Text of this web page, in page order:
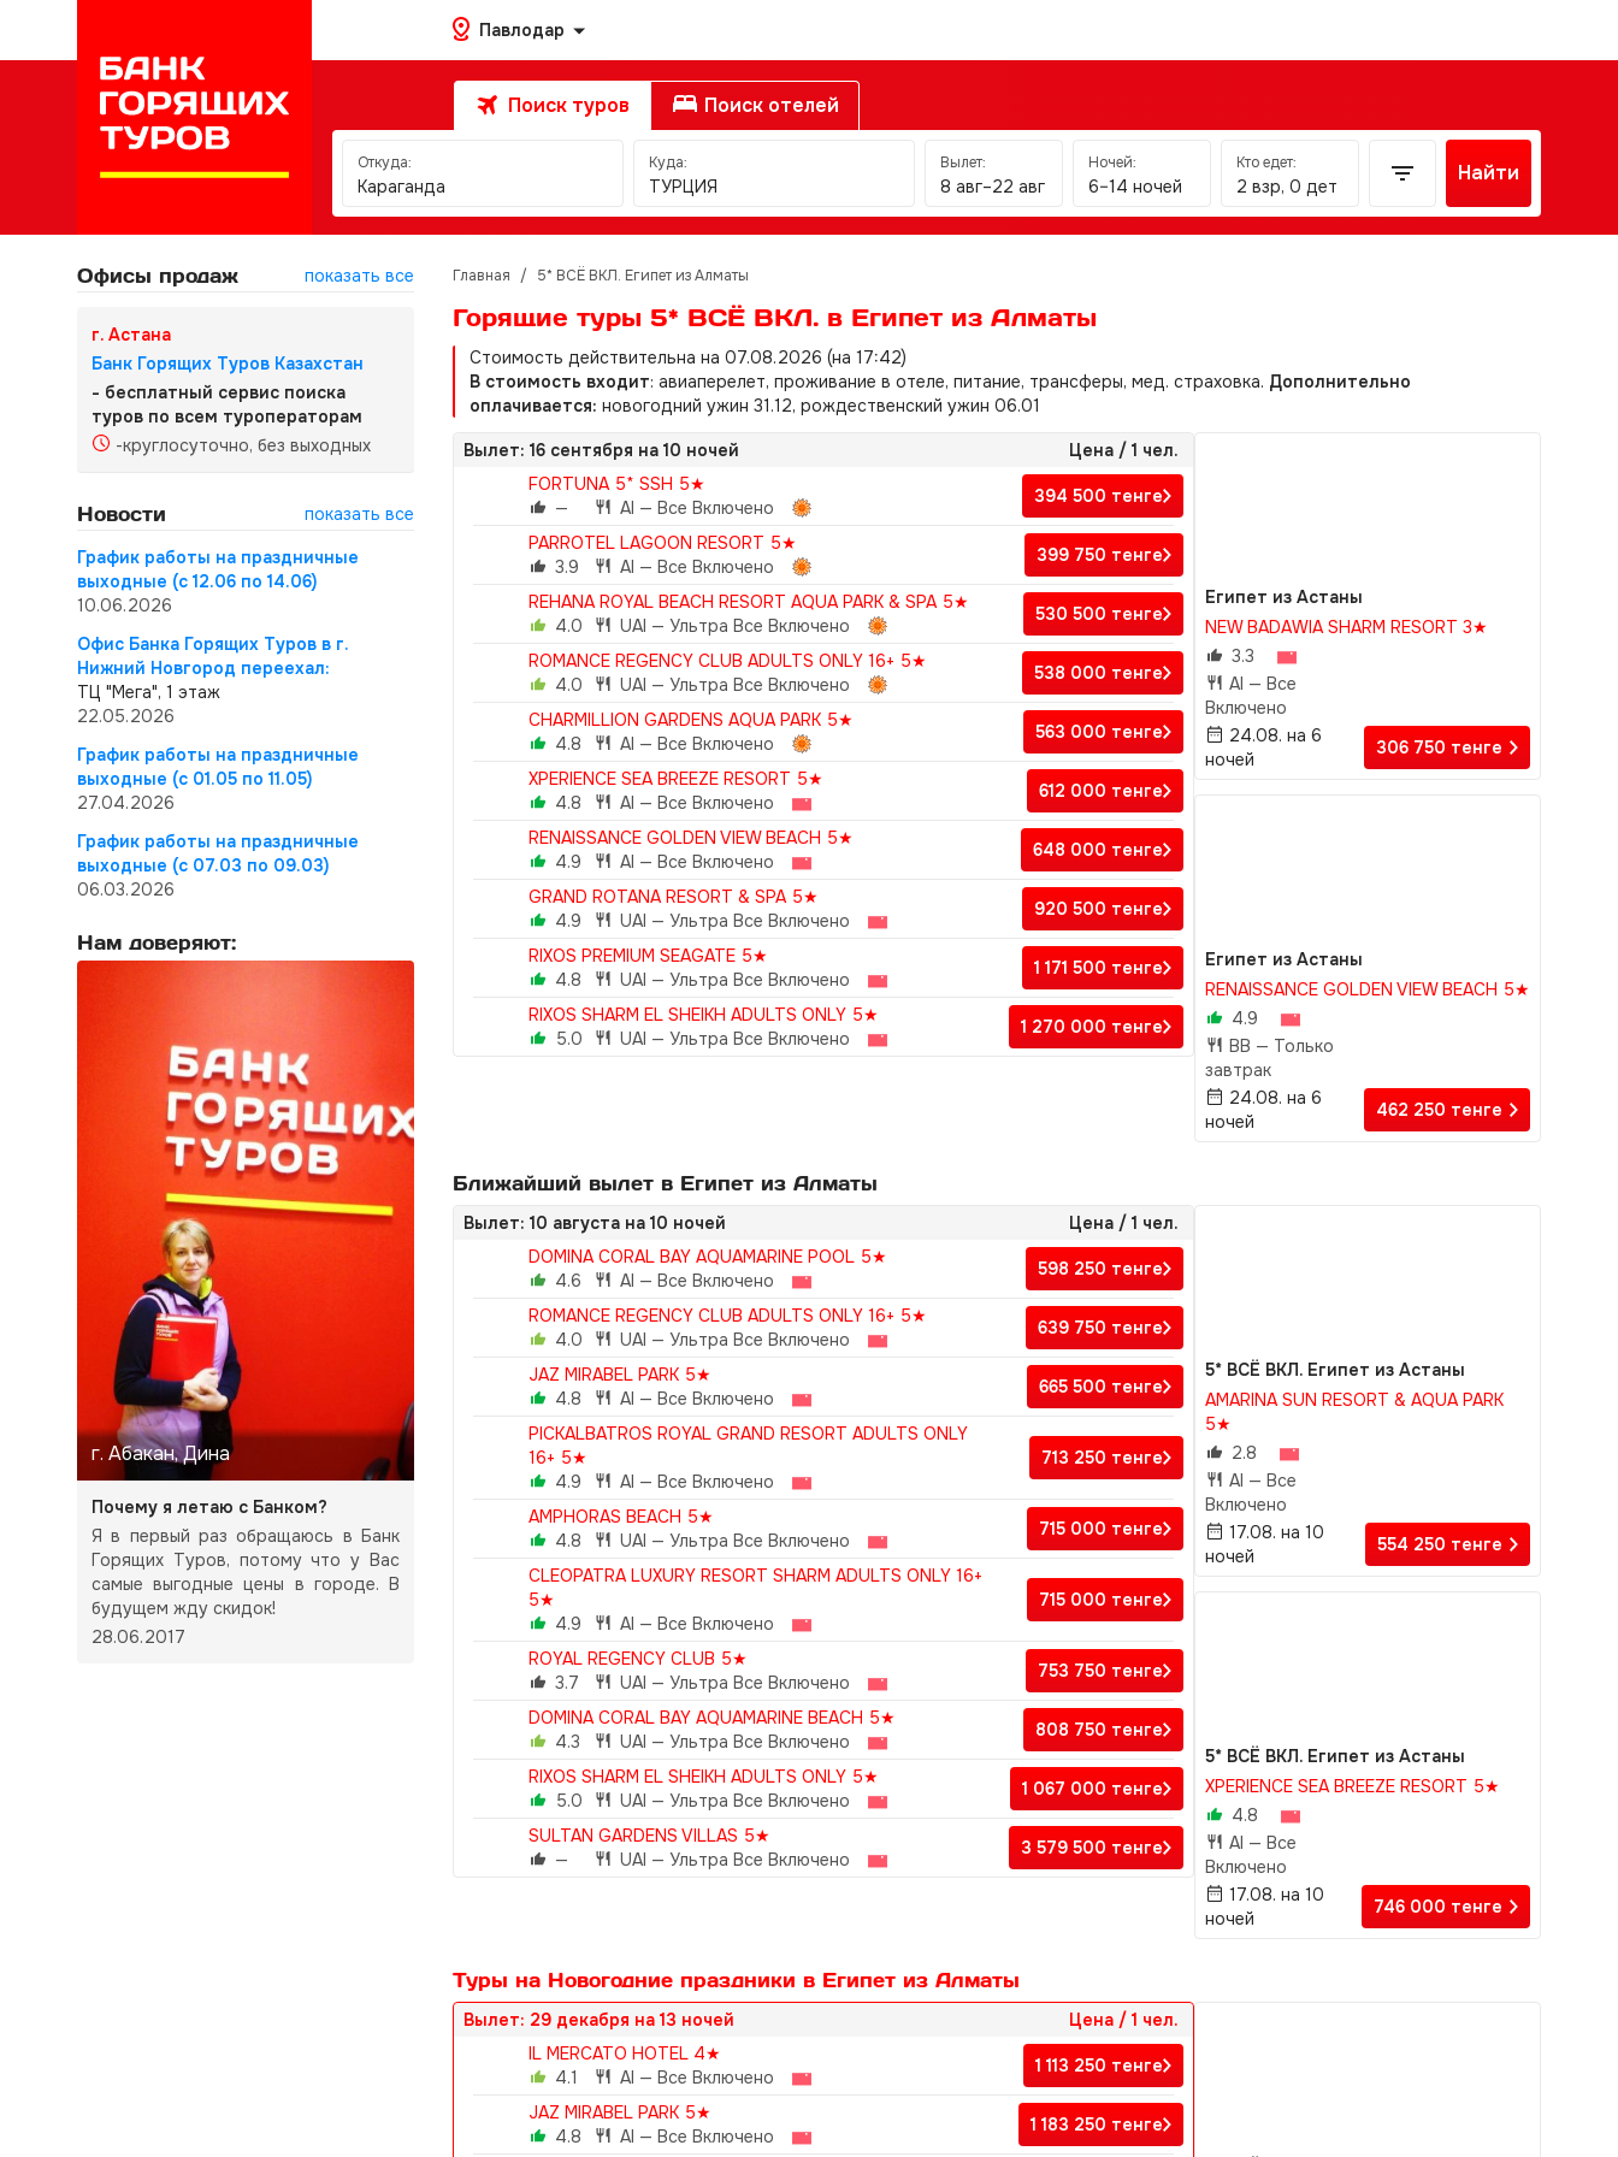
Павлодар
Поиск туров Поиск отелей
Откуда:
Караганда
Куда:
ТУРЦИЯ
Вылет:
8 авг–22 авг
Ночей:
6–14 ночей
Кто едет:
2 взр, 0 дет
Найти
Офисы продаж показать все
г. Астана
Банк Горящих Туров Казахстан
- бесплатный сервис поиска
туров по всем туроператорам
-круглосуточно, без выходных
Новости
показать все
График работы на праздничные
выходные (с 12.06 по 14.06)
10.06.2026
Офис Банка Горящих Туров в г.
Нижний Новгород переехал:
ТЦ "Мега", 1 этаж
22.05.2026
График работы на праздничные
выходные (с 01.05 по 11.05)
27.04.2026
График работы на праздничные
выходные (с 07.03 по 09.03)
06.03.2026
Нам доверяют:
г. Абакан, Дина
Почему я летаю с Банком?
Я в первый раз обращаюсь в Банк
Горящих Туров, потому что у Вас
самые выгодные цены в городе. В
будущем жду скидок!
28.06.2017
Главная / 5* ВСЁ ВКЛ. Египет из Алматы
Горящие туры 5* ВСЁ ВКЛ. в Египет из Алматы
Стоимость действительна на 07.08.2026 (на 17:42)
В стоимость входит: авиаперелет, проживание в отеле, питание, трансферы, мед. страховка. Дополнительно
оплачивается: новогодний ужин 31.12, рождественский ужин 06.01
Вылет: 16 сентября на 10 ночей
Цена / 1 чел.
FORTUNA 5* SSH 5★
—
AI — Все Включено
394 500 тенге
PARROTEL LAGOON RESORT 5★
3.9
AI — Все Включено
399 750 тенге
REHANA ROYAL BEACH RESORT AQUA PARK & SPA 5★
4.0
UAI — Ультра Все Включено
530 500 тенге
ROMANCE REGENCY CLUB ADULTS ONLY 16+ 5★
4.0
UAI — Ультра Все Включено
538 000 тенге
CHARMILLION GARDENS AQUA PARK 5★
4.8
AI — Все Включено
563 000 тенге
XPERIENCE SEA BREEZE RESORT 5★
4.8
AI — Все Включено
612 000 тенге
RENAISSANCE GOLDEN VIEW BEACH 5★
4.9
AI — Все Включено
648 000 тенге
GRAND ROTANA RESORT & SPA 5★
4.9
UAI — Ультра Все Включено
920 500 тенге
RIXOS PREMIUM SEAGATE 5★
4.8
UAI — Ультра Все Включено
1 171 500 тенге
RIXOS SHARM EL SHEIKH ADULTS ONLY 5★
5.0
UAI — Ультра Все Включено
1 270 000 тенге
Египет из Астаны
NEW BADAWIA SHARM RESORT 3★
3.3
AI — Все
Включено
24.08. на 6
ночей
306 750 тенге
Египет из Астаны
RENAISSANCE GOLDEN VIEW BEACH 5★
4.9
BB — Только
завтрак
24.08. на 6
ночей
462 250 тенге
Ближайший вылет в Египет из Алматы
Вылет: 10 августа на 10 ночей
Цена / 1 чел.
DOMINA CORAL BAY AQUAMARINE POOL 5★
4.6
AI — Все Включено
598 250 тенге
ROMANCE REGENCY CLUB ADULTS ONLY 16+ 5★
4.0
UAI — Ультра Все Включено
639 750 тенге
JAZ MIRABEL PARK 5★
4.8
AI — Все Включено
665 500 тенге
PICKALBATROS ROYAL GRAND RESORT ADULTS ONLY
16+ 5★
4.9
AI — Все Включено
713 250 тенге
AMPHORAS BEACH 5★
4.8
UAI — Ультра Все Включено
715 000 тенге
CLEOPATRA LUXURY RESORT SHARM ADULTS ONLY 16+
5★
4.9
AI — Все Включено
715 000 тенге
ROYAL REGENCY CLUB 5★
3.7
UAI — Ультра Все Включено
753 750 тенге
DOMINA CORAL BAY AQUAMARINE BEACH 5★
4.3
UAI — Ультра Все Включено
808 750 тенге
RIXOS SHARM EL SHEIKH ADULTS ONLY 5★
5.0
UAI — Ультра Все Включено
1 067 000 тенге
SULTAN GARDENS VILLAS 5★
—
UAI — Ультра Все Включено
3 579 500 тенге
5* ВСЁ ВКЛ. Египет из Астаны
AMARINA SUN RESORT & AQUA PARK
5★
2.8
AI — Все
Включено
17.08. на 10
ночей
554 250 тенге
5* ВСЁ ВКЛ. Египет из Астаны
XPERIENCE SEA BREEZE RESORT 5★
4.8
AI — Все
Включено
17.08. на 10
ночей
746 000 тенге
Туры на Новогодние праздники в Египет из Алматы
Вылет: 29 декабря на 13 ночей
Цена / 1 чел.
IL MERCATO HOTEL 4★
4.1
AI — Все Включено
1 113 250 тенге
JAZ MIRABEL PARK 5★
4.8
AI — Все Включено
1 183 250 тенге